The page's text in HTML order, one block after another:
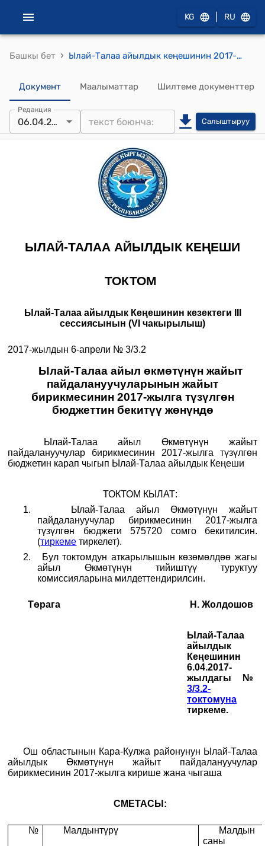
KG RU
Башкы бет › Ылай-Талаа айылдык кеңешинин 2017-жылдын 6-апрелиндеги № 3/3.2 "Ылай-Талаа айыл өкмөтүнүн жайыт пайдалануучуларынын жайыт бирикмесинин 2017-жылга түзүлгөн бюджеттин бекитүү жөнүндө" токтому
Документ Маалыматтар Шилтеме документтер
Редакция
06.04.2017 Салыштыруу